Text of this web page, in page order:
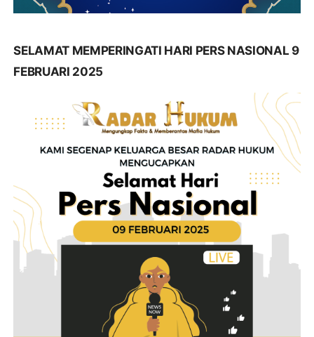
SELAMAT MEMPERINGATI HARI PERS NASIONAL 9
FEBRUARI 2025